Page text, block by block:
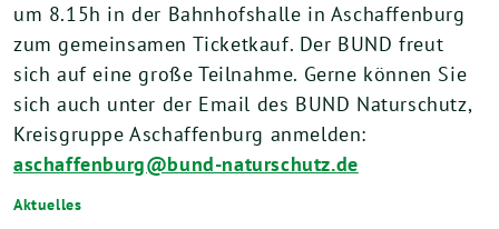
um 8.15h in der Bahnhofshalle in Aschaffenburg
zum gemeinsamen Ticketkauf. Der BUND freut
sich auf eine große Teilnahme. Gerne können Sie
sich auch unter der Email des BUND Naturschutz,
Kreisgruppe Aschaffenburg anmelden:
aschaffenburg@bund-naturschutz.de
Aktuelles